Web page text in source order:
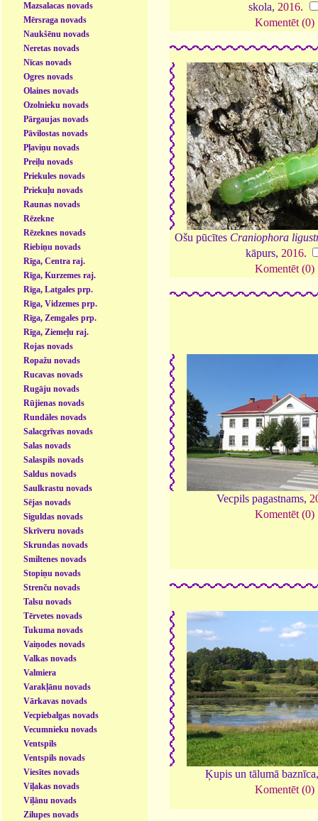
Mazsalacas novads
Mērsraga novads
Naukšēnu novads
Neretas novads
Nīcas novads
Ogres novads
Olaines novads
Ozolnieku novads
Pārgaujas novads
Pāvilostas novads
Pļaviņu novads
Preiļu novads
Priekules novads
Priekuļu novads
Raunas novads
Rēzekne
Rēzeknes novads
Riebiņu novads
Rīga, Centra raj.
Rīga, Kurzemes raj.
Rīga, Latgales prp.
Rīga, Vidzemes prp.
Rīga, Zemgales prp.
Rīga, Ziemeļu raj.
Rojas novads
Ropažu novads
Rucavas novads
Rugāju novads
Rūjienas novads
Rundāles novads
Salacgrīvas novads
Salas novads
Salaspils novads
Saldus novads
Saulkrastu novads
Sējas novads
Siguldas novads
Skrīveru novads
Skrundas novads
Smiltenes novads
Stopiņu novads
Strenču novads
Talsu novads
Tērvetes novads
Tukuma novads
Vaiņodes novads
Valkas novads
Valmiera
Varakļānu novads
Vārkavas novads
Vecpiebalgas novads
Vecumnieku novads
Ventspils
Ventspils novads
Viesītes novads
Viļakas novads
Viļānu novads
Zilupes novads
skola, 2016.
Komentēt (0)
Ošu pūcītes Craniophora
kāpurs, 2016.
Komentēt (0)
Vecpils pagastnams,
Komentēt (0)
Ķupis un tālumā
Komentēt (0)